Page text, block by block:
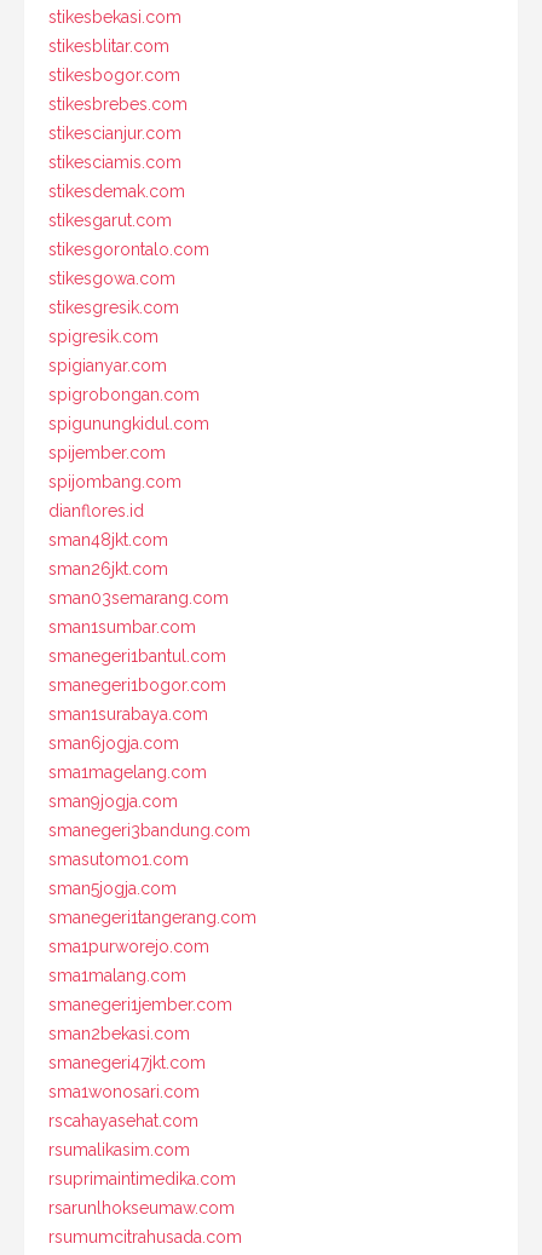
stikesbekasi.com
stikesblitar.com
stikesbogor.com
stikesbrebes.com
stikescianjur.com
stikesciamis.com
stikesdemak.com
stikesgarut.com
stikesgorontalo.com
stikesgowa.com
stikesgresik.com
spigresik.com
spigianyar.com
spigrobongan.com
spigunungkidul.com
spijember.com
spijombang.com
dianflores.id
sman48jkt.com
sman26jkt.com
sman03semarang.com
sman1sumbar.com
smanegeri1bantul.com
smanegeri1bogor.com
sman1surabaya.com
sman6jogja.com
sma1magelang.com
sman9jogja.com
smanegeri3bandung.com
smasutomo1.com
sman5jogja.com
smanegeri1tangerang.com
sma1purworejo.com
sma1malang.com
smanegeri1jember.com
sman2bekasi.com
smanegeri47jkt.com
sma1wonosari.com
rscahayasehat.com
rsumalikasim.com
rsuprimaintimedika.com
rsarunlhokseumaw.com
rsumumcitrahusada.com